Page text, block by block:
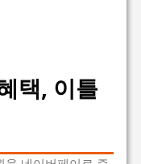
택, 이틀